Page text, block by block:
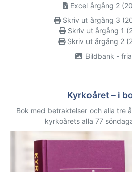
Excel årgång 2
Skriv ut årgång 3
Skriv ut årgång 1
Skriv ut årgång 2
Bildbank -
Kyrkoåret – i
Bok med betraktelser och alla tre
kyrkoårets alla 77